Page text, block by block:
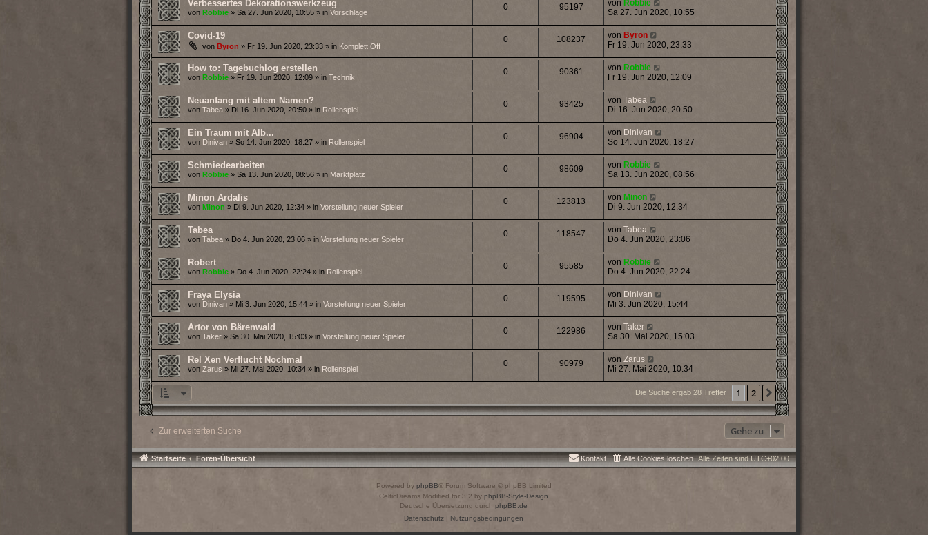
Verbessertes Dekorationswerkzeug
von Robbie» Sa 27. Jun 2020, 10:55 » in Vorschläge
0 95197 von Robbie
Sa 27. Jun 2020, 10:55
Covid-19
von Byron » Fr 19. Jun 2020, 23:33 » in Komplett Off
0 108237 von Byron
Fr 19. Jun 2020, 23:33
How to: Tagebuchlog erstellen
von Robbie» Fr 19. Jun 2020, 12:09 » in Technik
0 90361 von Robbie
Fr 19. Jun 2020, 12:09
Neuanfang mit altem Namen?
von Tabea» Di 16. Jun 2020, 20:50 » in Rollenspiel
0 93425 vonTabea
Di 16. Jun 2020, 20:50
Ein Traum mit Alb...
von Dinivan» So 14. Jun 2020, 18:27 » in Rollenspiel
0 96904 von Dinivan
So 14. Jun 2020, 18:27
Schmiedearbeiten
von Robbie» Sa 13. Jun 2020, 08:56 » in Marktplatz
0 98609 von Robbie
Sa 13. Jun 2020, 08:56
Minon Ardalis
von Minon » Di 9. Jun 2020, 12:34 » in Vorstellung neuer Spieler
0 123813 von Minon
Di 9. Jun 2020, 12:34
Tabea
von Tabea» Do 4. Jun 2020, 23:06 » in Vorstellung neuer Spieler
0 118547 vonTabea
Do 4. Jun 2020, 23:06
Robert
von Robbie» Do 4. Jun 2020, 22:24 » in Rollenspiel
0 95585 von Robbie
Do 4. Jun 2020, 22:24
Fraya Elysia
von Dinivan» Mi 3. Jun 2020, 15:44 » in Vorstellung neuer Spieler
0 119595 von Dinivan
Mi 3. Jun 2020, 15:44
Artor von Bärenwald
von Taker» Sa 30. Mai 2020, 15:03 » in Vorstellung neuer Spieler
0 122986 vonTaker
Sa 30. Mai 2020, 15:03
Rel Xen Verflucht Nochmal
von Zarus » Mi 27. Mai 2020, 10:34 » in Rollenspiel
0 90979 vonZarus
Mi 27. Mai 2020, 10:34
Die Suche ergab 28 Treffer 1 2 Nächste
Zur erweiterten Suche Gehe zu
Startseite Foren-Übersicht Alle Zeiten sindUTC+02:00
Alle Cookies löschen
Kontakt
Powered by phpBB® Forum Software © phpBB Limited
CelticDreams Modified for 3.2 byphpBB-Style-Design
Deutsche Übersetzung durchphpBB.de
Datenschutz
Nutzungsbedingungen